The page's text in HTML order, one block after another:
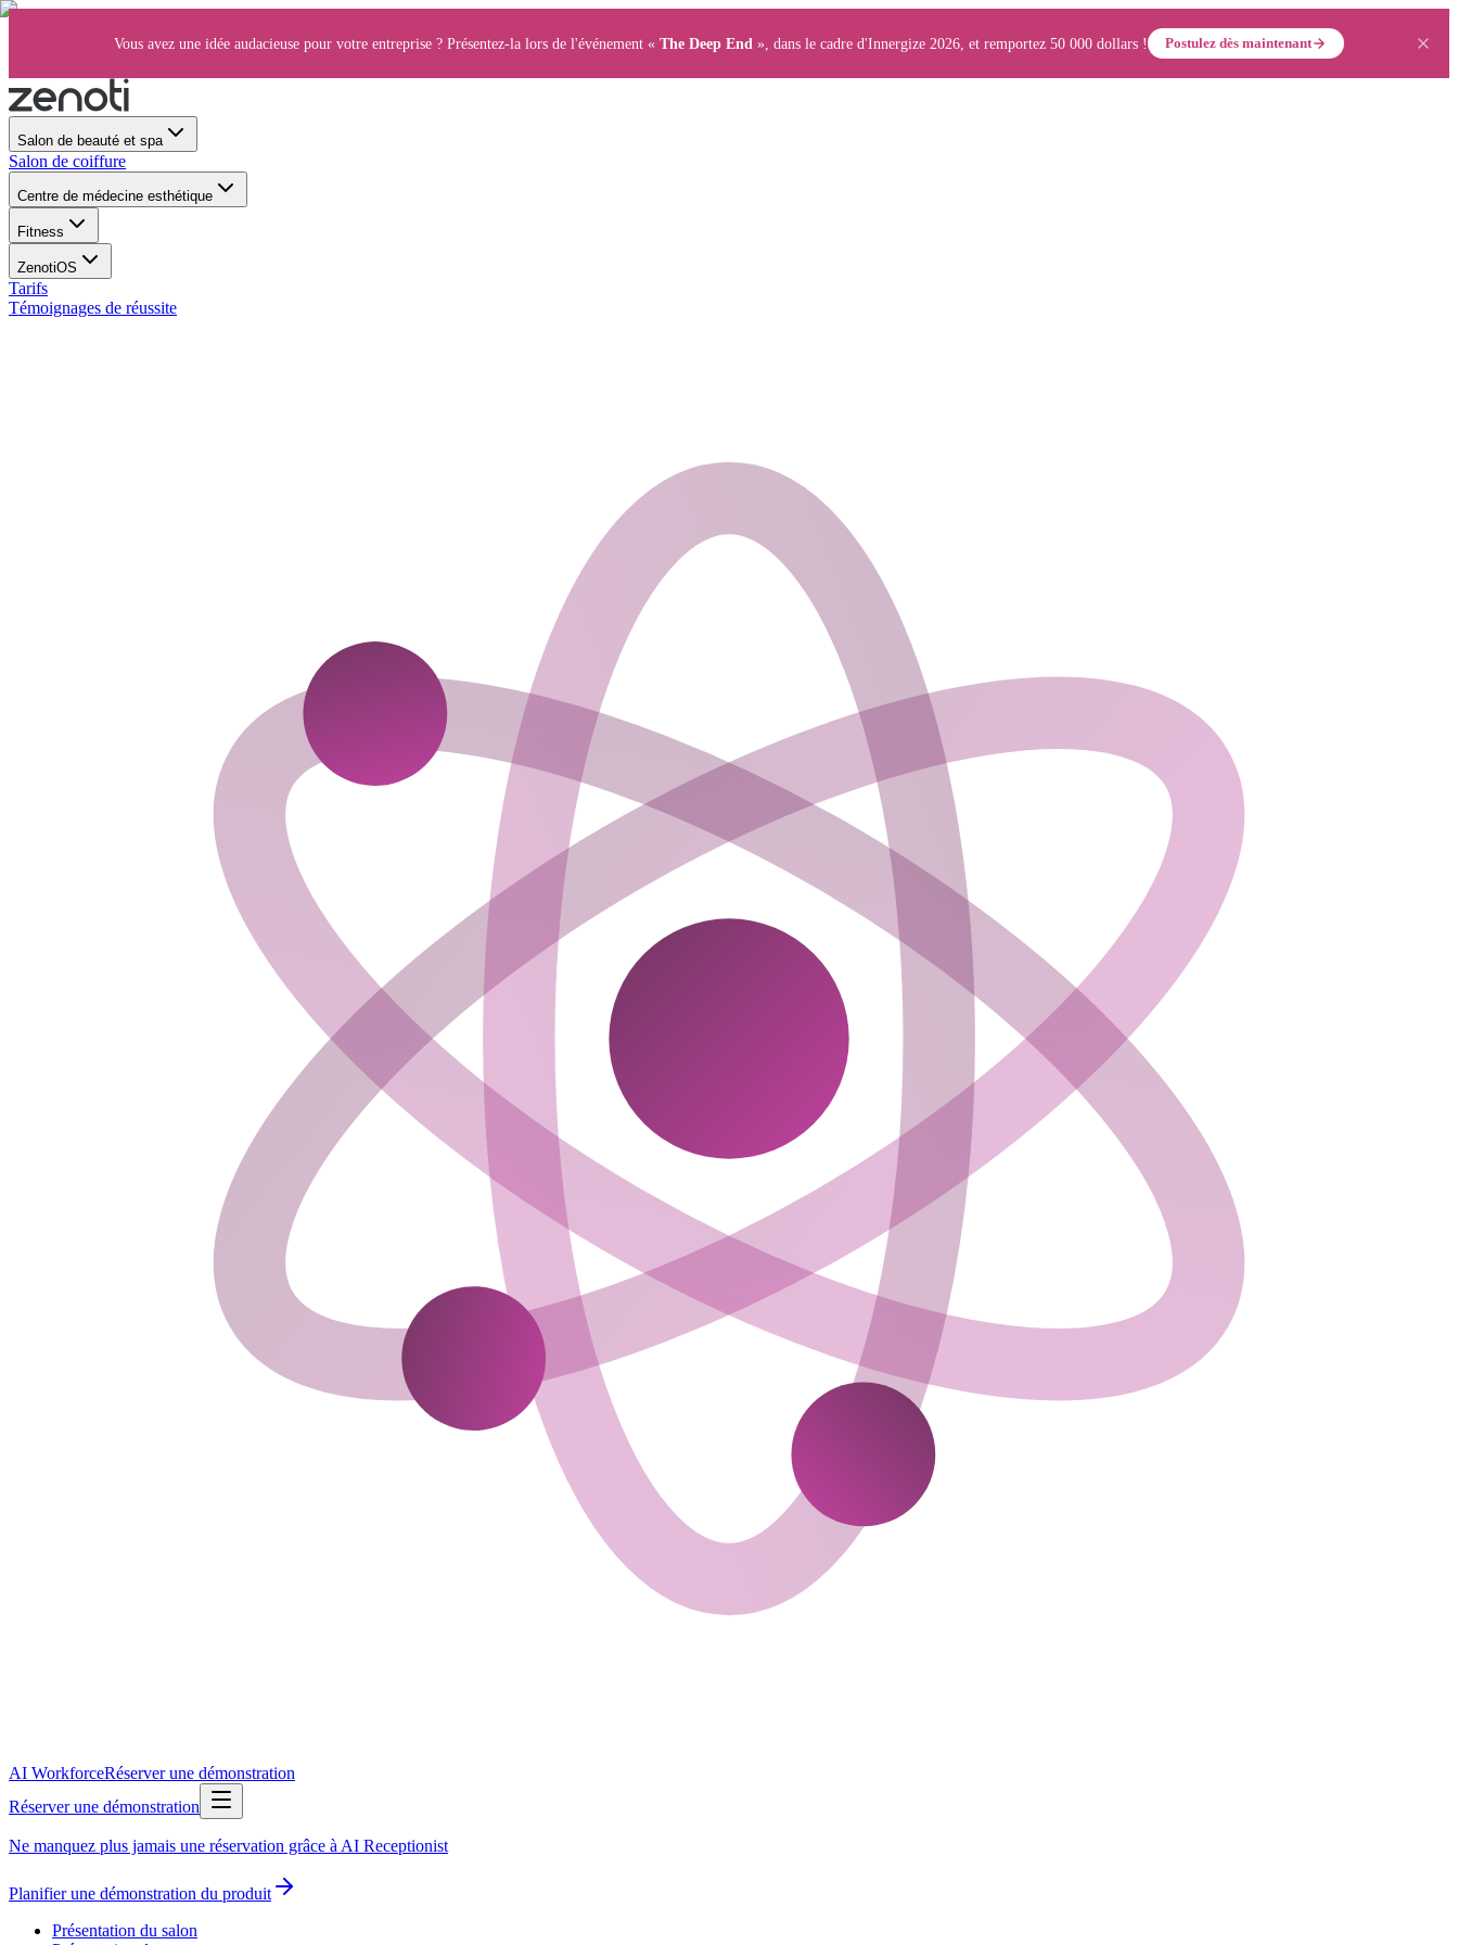
Vous avez une idée audacieuse pour votre entreprise ? Présentez-la lors de l'événement « The Deep End », dans le cadre d'Innergize 2026, et remportez 50 000 dollars ! Postulez dès maintenant
Salon de beauté et spa
Salon de coiffure
Centre de médecine esthétique
Fitness
ZenotiOS
Tarifs
Témoignages de réussite
AI WorkforceRéserver une démonstration
Réserver une démonstration
Ne manquez plus jamais une réservation grâce à AI Receptionist
Planifier une démonstration du produit
Présentation du salon